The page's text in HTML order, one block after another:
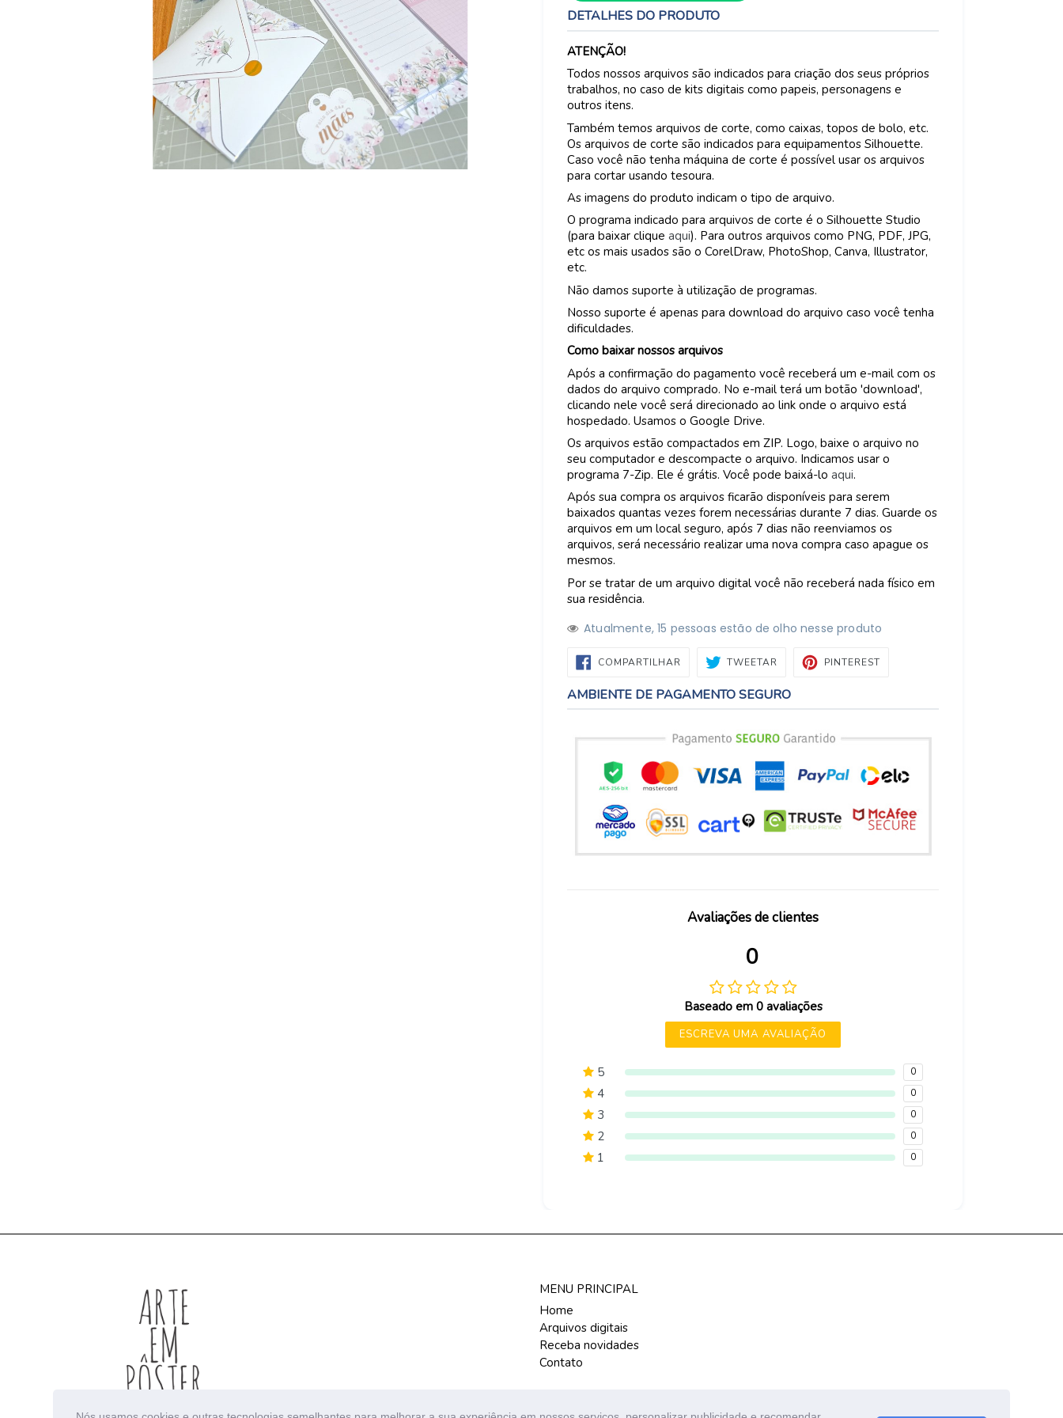
DETALHES DO PRODUTO
ATENÇÃO!
Todos nossos arquivos são indicados para criação dos seus próprios
trabalhos, no caso de kits digitais como papeis, personagens e
outros itens.
Também temos arquivos de corte, como caixas, topos de bolo, etc.
Os arquivos de corte são indicados para equipamentos Silhouette.
Caso você não tenha máquina de corte é possível usar os arquivos
para cortar usando tesoura.
As imagens do produto indicam o tipo de arquivo.
O programa indicado para arquivos de corte é o Silhouette Studio
(para baixar clique aqui). Para outros arquivos como PNG, PDF, JPG,
etc os mais usados são o CorelDraw, PhotoShop, Canva, Illustrator,
etc.
Não damos suporte à utilização de programas.
Nosso suporte é apenas para download do arquivo caso você tenha
dificuldades.
Como baixar nossos arquivos
Após a confirmação do pagamento você receberá um e-mail com os
dados do arquivo comprado. No e-mail terá um botão 'download',
clicando nele você será direcionado ao link onde o arquivo está
hospedado. Usamos o Google Drive.
Os arquivos estão compactados em ZIP. Logo, baixe o arquivo no
seu computador e descompacte o arquivo. Indicamos usar o
programa 7-Zip. Ele é grátis. Você pode baixá-lo aqui.
Após sua compra os arquivos ficarão disponíveis para serem
baixados quantas vezes forem necessárias durante 7 dias. Guarde os
arquivos em um local seguro, após 7 dias não reenviamos os
arquivos, será necessário realizar uma nova compra caso apague os
mesmos.
Por se tratar de um arquivo digital você não receberá nada físico em
sua residência.
Atualmente,15 pessoas estão de olho nesse produto
COMPARTILHAR COMPARTILHAR
NO TWEETAR TWEETARPINTERESTPIN
AMBIENTE DE PAGAMENTO SEGURO
Avaliações de clientes
0
Baseado em 0 avaliações
ESCREVA UMA AVALIAÇÃO
5 0
4 0
3 0
2 0
1 0
MENU PRINCIPAL
Home
Arquivos digitais
Receba novidades
Contato